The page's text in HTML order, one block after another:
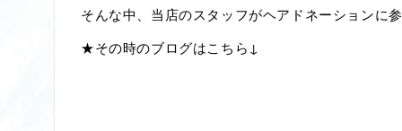
そんな中、当店のスタッフがヘアドネーションに
★その時のブログはこちら↓